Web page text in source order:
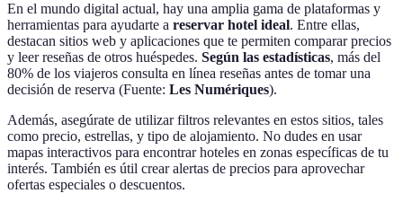
En el mundo digital actual, hay una amplia gama de plataformas y
herramientas para ayudarte a reservar hotel ideal. Entre ellas,
destacan sitios web y aplicaciones que te permiten comparar precios
y leer reseñas de otros huéspedes. Según las estadísticas, más del
80% de los viajeros consulta en línea reseñas antes de tomar una
decisión de reserva (Fuente: Les Numériques).
Además, asegúrate de utilizar filtros relevantes en estos sitios, tales
como precio, estrellas, y tipo de alojamiento. No dudes en usar
mapas interactivos para encontrar hoteles en zonas específicas de tu
interés. También es útil crear alertas de precios para aprovechar
ofertas especiales o descuentos.